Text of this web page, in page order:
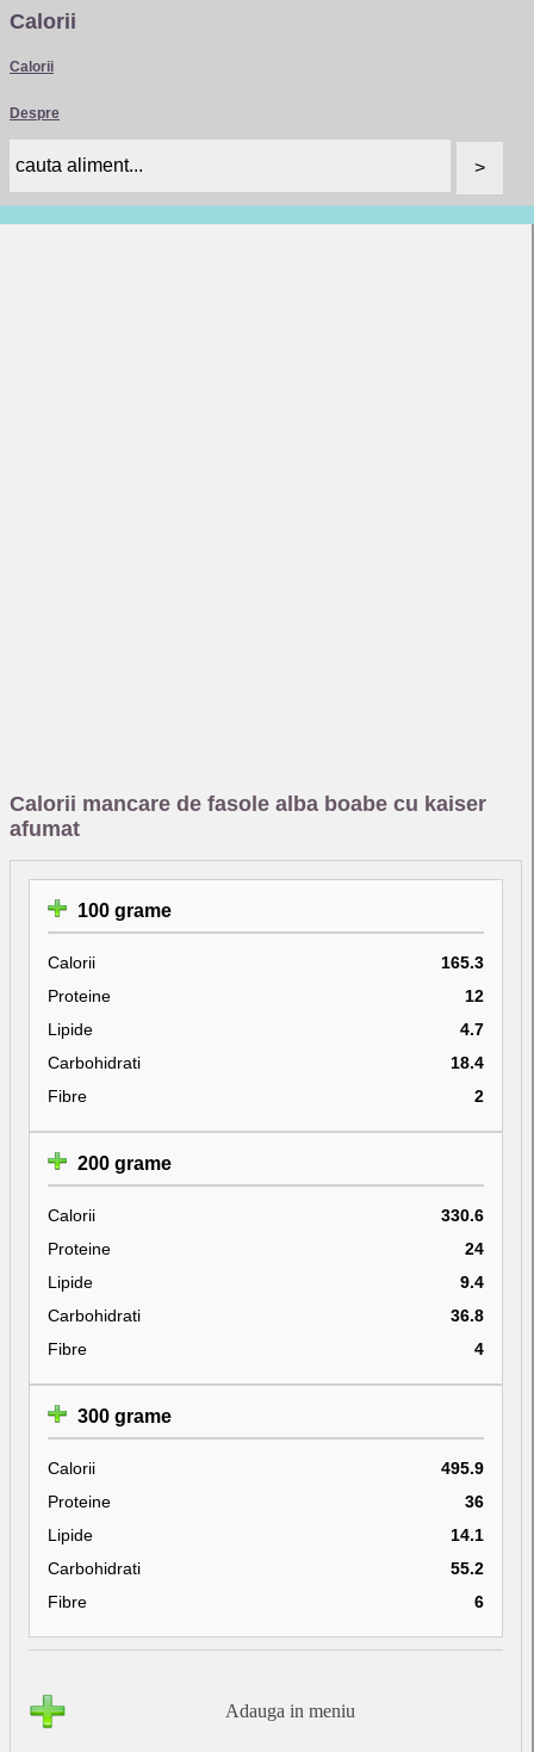
Calorii
Calorii
Despre
Calorii mancare de fasole alba boabe cu kaiser
afumat
100 grame
Calorii
165.3
Proteine
12
Lipide
4.7
Carbohidrati
18.4
Fibre
2
200 grame
Calorii
330.6
Proteine
24
Lipide
9.4
Carbohidrati
36.8
Fibre
4
300 grame
Calorii
495.9
Proteine
36
Lipide
14.1
Carbohidrati
55.2
Fibre
6
Adauga in meniu